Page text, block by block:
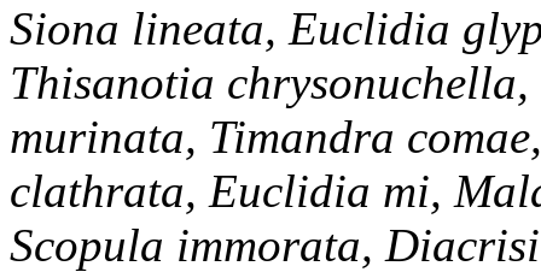
Siona lineata, Euclidia
Thisanotia
murinata, Timandra
clathrata, Euclidia mi,
Scopula immorata,